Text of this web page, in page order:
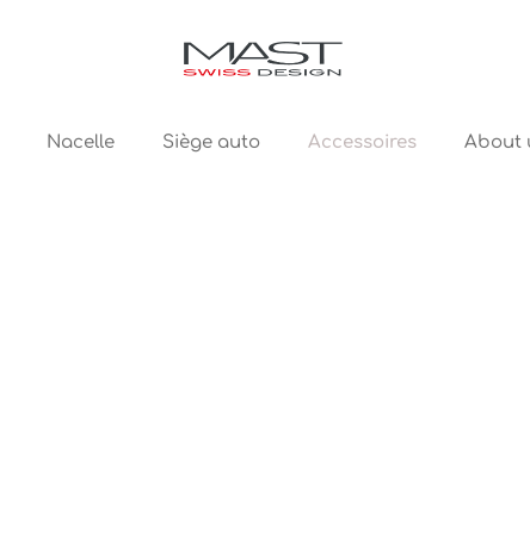
Nacelle Siège auto About